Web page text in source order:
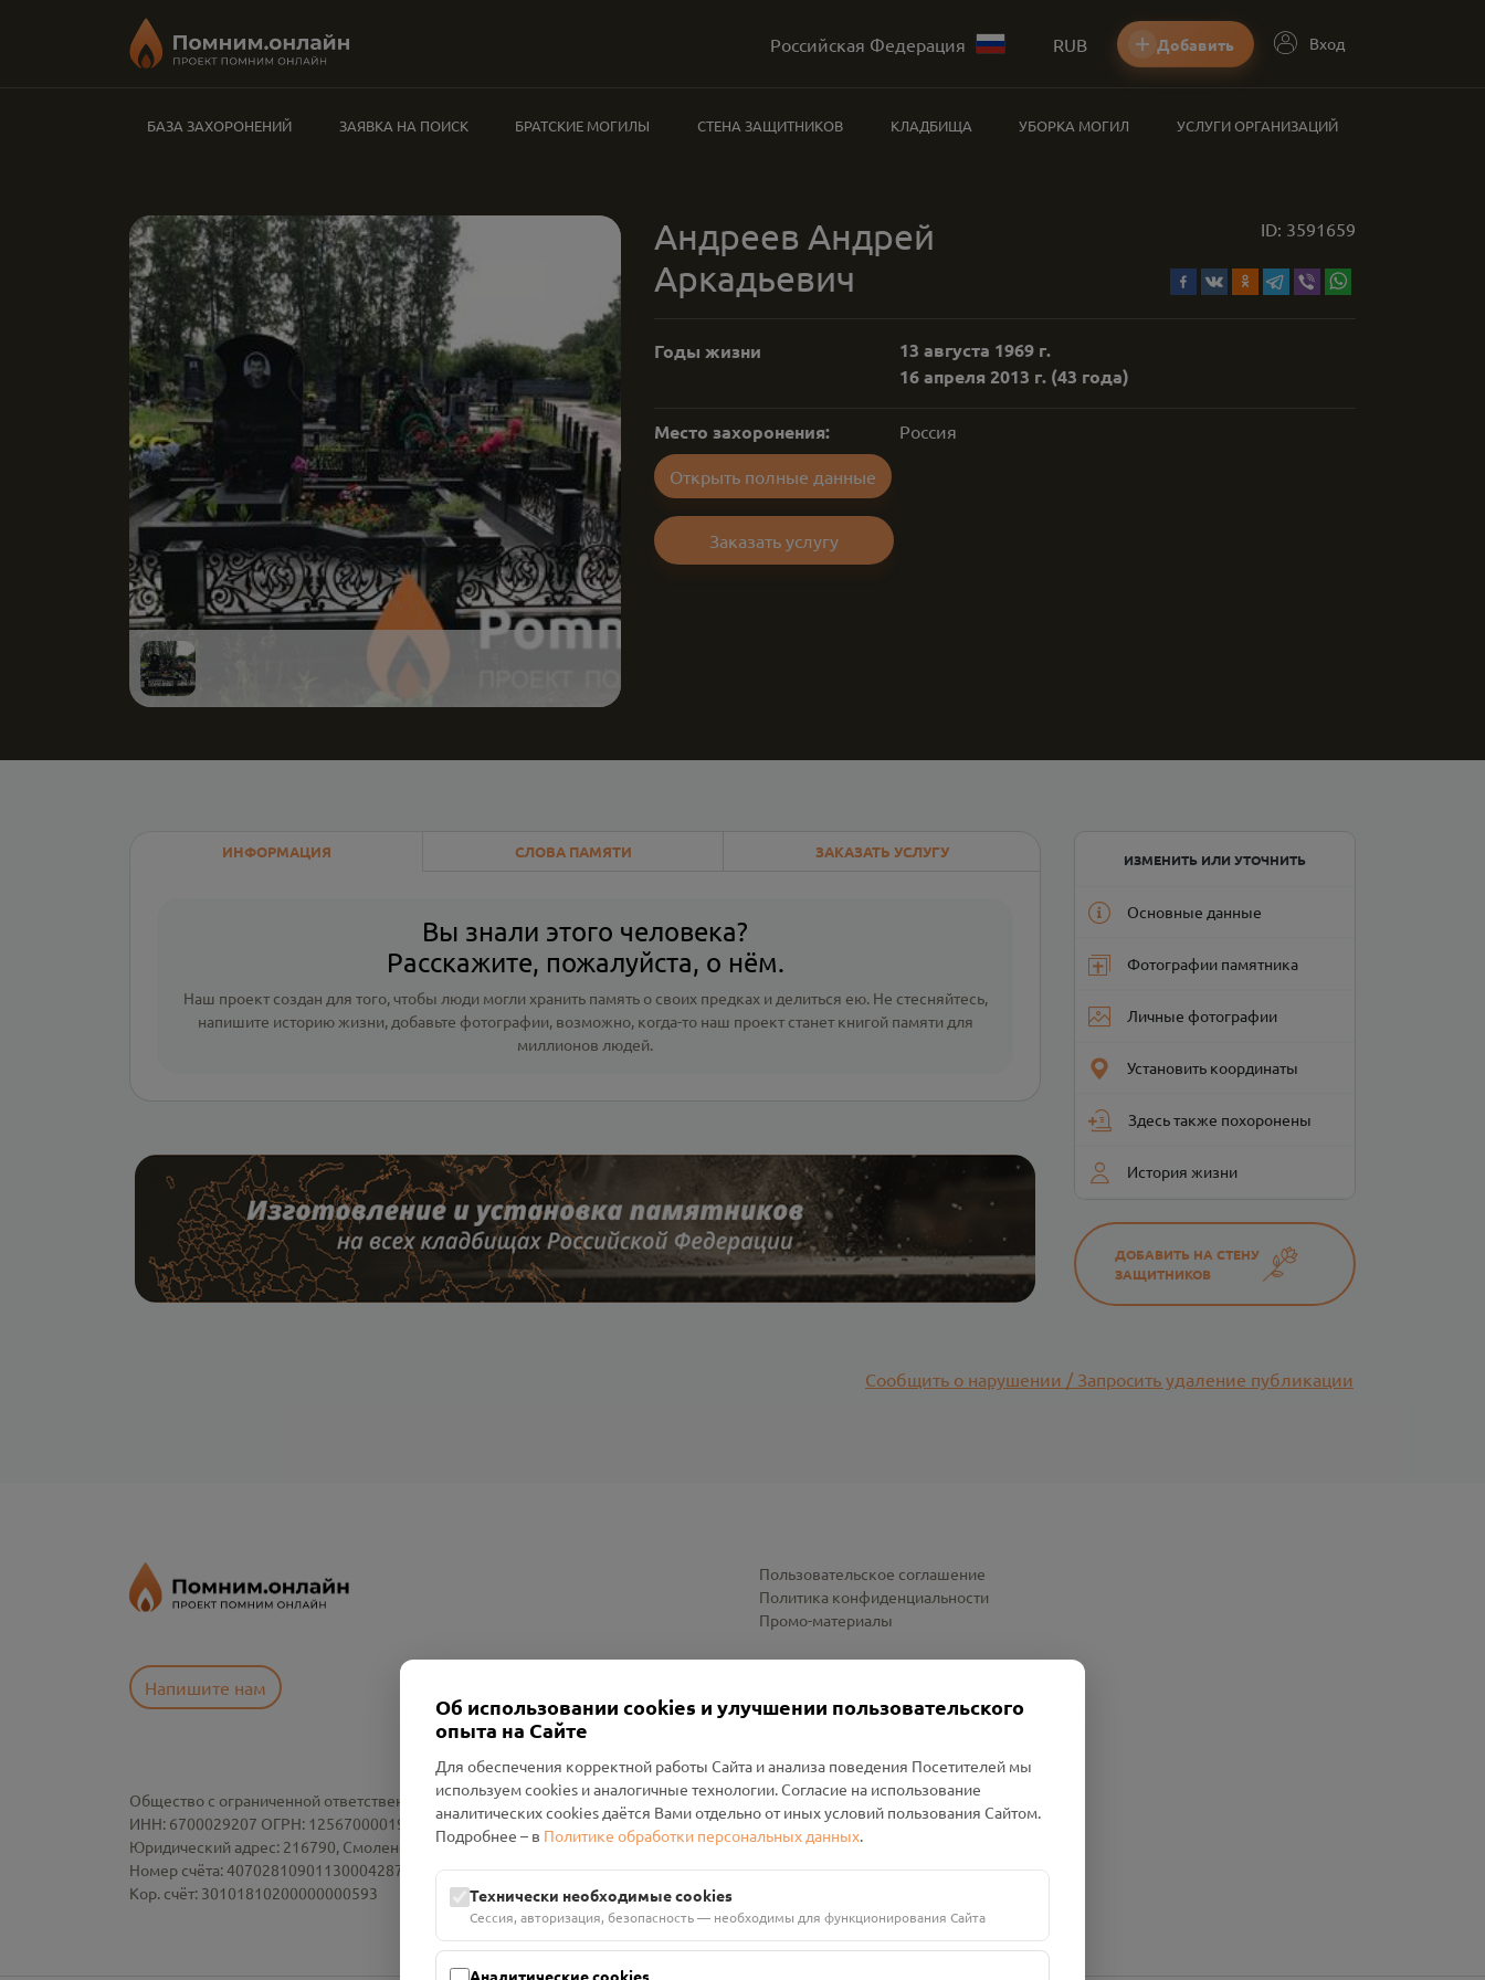
Российская Федерация RUB Добавить Вход
БАЗА ЗАХОРОНЕНИЙ ЗАЯВКА НА ПОИСК БРАТСКИЕ МОГИЛЫ СТЕНА ЗАЩИТНИКОВ КЛАДБИЩА УБОРКА МОГИЛ УСЛУГИ ОРГАНИЗАЦИЙ
Андреев Андрей
Аркадьевич
ID: 3591659
Годы жизни
13 августа 1969 г.
16 апреля 2013 г. (43 года)
Место захоронения: Россия
Открыть полные данные
Заказать услугу
ИНФОРМАЦИЯ СЛОВА ПАМЯТИ ЗАКАЗАТЬ УСЛУГУ
Вы знали этого человека?
Расскажите, пожалуйста, о нём.
Наш проект создан для того, чтобы люди могли хранить память о своих предках и делиться ею. Не стесняйтесь,
напишите историю жизни, добавьте фотографии, возможно, когда-то наш проект станет книгой памяти для
миллионов людей.
ИЗМЕНИТЬ ИЛИ УТОЧНИТЬ
Основные данные
Фотографии памятника
Личные фотографии
Установить координаты
Здесь также похоронены
История жизни
ДОБАВИТЬ НА СТЕНУ
ЗАЩИТНИКОВ
Сообщить о нарушении / Запросить удаление публикации
Напишите нам
Пользовательское соглашение
Политика конфиденциальности
Промо-материалы
Общество с ограниченной ответственностью «Смоленский Проект Помним»
ИНН: 6700029207 ОГРН: 1256700001986
Юридический адрес: 216790, Смоленская область, р-н Руднянский, г. Рудня, улица Западная, д. 26А, пом. 18
Номер счёта: 40702810901130004287 в АО "АЛЬФА-БАНК"
Кор. счёт: 30101810200000000593
Об использовании cookies и улучшении пользовательского
опыта на Сайте
Для обеспечения корректной работы Сайта и анализа поведения Посетителей мы
используем cookies и аналогичные технологии. Согласие на использование
аналитических cookies даётся Вами отдельно от иных условий пользования Сайтом.
Подробнее – в Политике обработки персональных данных.
Технически необходимые cookies
Сессия, авторизация, безопасность — необходимы для функционирования Сайта
Аналитические cookies